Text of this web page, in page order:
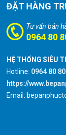
ĐẶT HÀNG
Tư vấn bán
0964 80
HỆ THỐNG SIÊU
Hotline: 0964 80
https://
Email: